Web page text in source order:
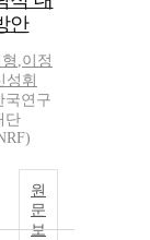
안
,이정
성휘
국연구
단
원
문
보